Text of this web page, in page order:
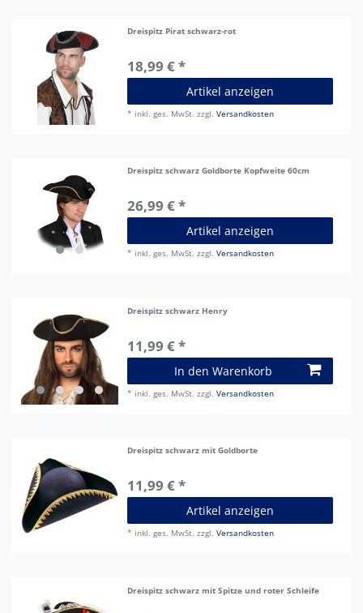
Dreispitz Pirat schwarz-rot
18,99 € *
Artikel anzeigen
* inkl. ges. MwSt. zzgl.Versandkosten
Dreispitz schwarz Goldborte Kopfweite 60cm
26,99 € *
Artikel anzeigen
* inkl. ges. MwSt. zzgl.Versandkosten
Dreispitz schwarz Henry
11,99 € *
In den Warenkorb
* inkl. ges. MwSt. zzgl.Versandkosten
Dreispitz schwarz mit Goldborte
11,99 € *
Artikel anzeigen
* inkl. ges. MwSt. zzgl.Versandkosten
Dreispitz schwarz mit Spitze und roter Schleife